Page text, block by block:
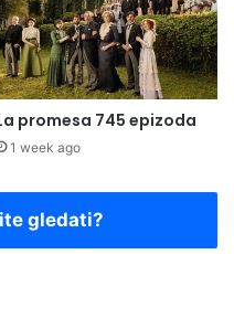
promesa 745 epizoda
1 week ago
gledati?